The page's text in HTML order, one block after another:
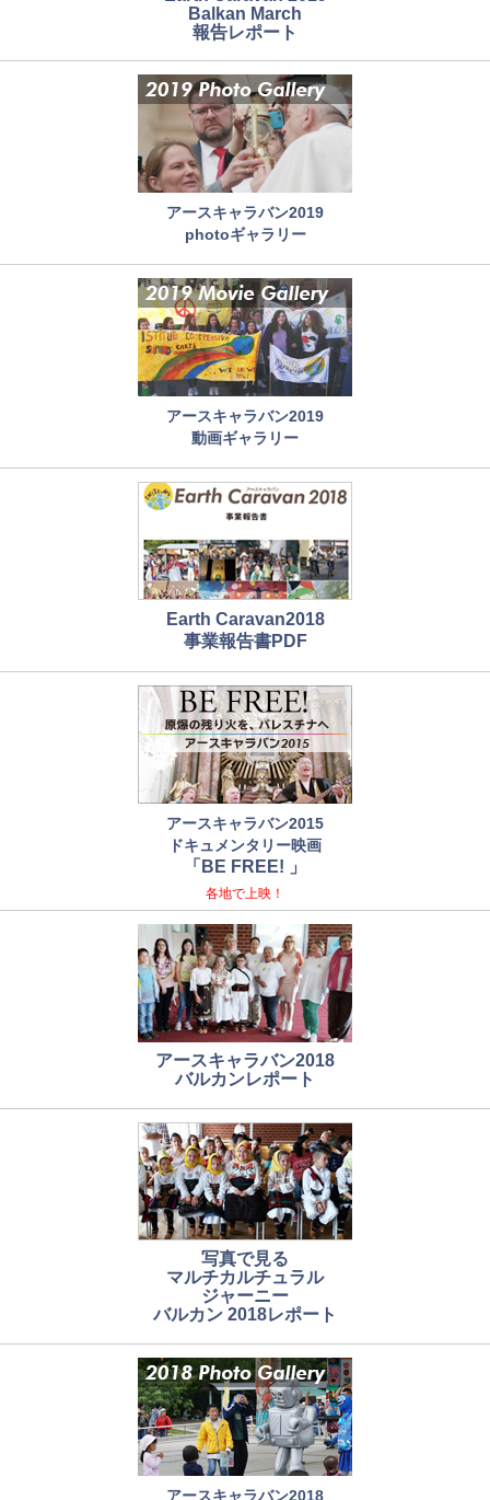
Balkan March
報告レポート
アースキャラバン2019
photoギャラリー
アースキャラバン2019
動画ギャラリー
Earth Caravan2018
事業報告書PDF
アースキャラバン2015
ドキュメンタリー映画
「BE FREE! 」
各地で上映！
アースキャラバン2018
バルカンレポート
写真で見る
マルチカルチュラル
ジャーニー
バルカン 2018レポート
アースキャラバン2018